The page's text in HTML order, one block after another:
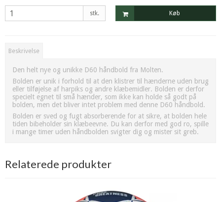
stk. Køb
Beskrivelse
Den helt nye og unikke D60 håndbold fra Molten.
Bolden er unik i forhold til at den klistrer til hænderne uden brug
eller tilføjelse af harpiks og andre klæbemidler. Bolden er derfor
specielt egnet til små hænder, som ikke kan holde så godt på
bolden, men det bliver intet problem med denne D60 håndbold.
Bolden er sved og fugt absorberende for at sikre, at bolden hele
tiden bibeholder sin klæbeevne. Du kan derfor med god ro, spille
i mange timer uden håndbolden svigter dig og mister sit greb.
Relaterede produkter